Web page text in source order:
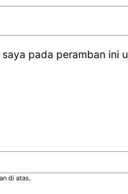
pada peramban ini
di atas.